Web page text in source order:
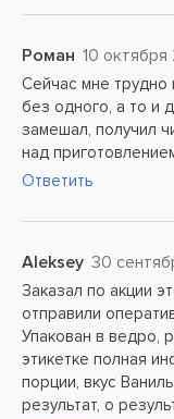
Роман 10
Сейчас мне трудно
без одного, а то и
замешал, получил
над
Ответить
Aleksey 30
Заказал по акции
отправили
Упакован в ведро,
этикетке полная
порции, вкус
результат, о